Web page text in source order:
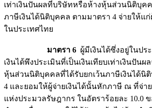
เท่าเงินปันผลที่บริษัทหรือห้างหุ้นส่วนนิติบุค
ภาษีเงินได้นิติบุคคล ตามมาตรา 4 จ่ายให้แก่
ในประเทศไทย
มาตรา 6 ผู้มีเงินได้ซึ่งอยู่ในปร
เงินได้พึงประเมินที่เป็นเงินเทียบเท่าเงินปัน
หุ้นส่วนนิติบุคคลที่ได้รับยกเว้นภาษีเงินได้นิ
4 และยอมให้ผู้จ่ายเงินได้นั้นหักภาษี ณ ที่จ่า
แห่งประมวลรัษฎากร ในอัตราร้อยละ 10.0 ข